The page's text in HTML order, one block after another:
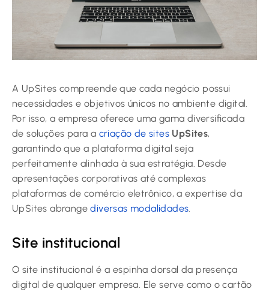
A UpSites compreende que cada negócio possui
necessidades e objetivos únicos no ambiente digital.
Por isso, a empresa oferece uma gama diversificada
de soluções para a criação de sites UpSites,
garantindo que a plataforma digital seja
perfeitamente alinhada à sua estratégia. Desde
apresentações corporativas até complexas
plataformas de comércio eletrônico, a expertise da
UpSites abrangediversas modalidades
Site institucional
O site institucional é a espinha dorsal da presença
digital de qualquer empresa. Ele serve como o cartão